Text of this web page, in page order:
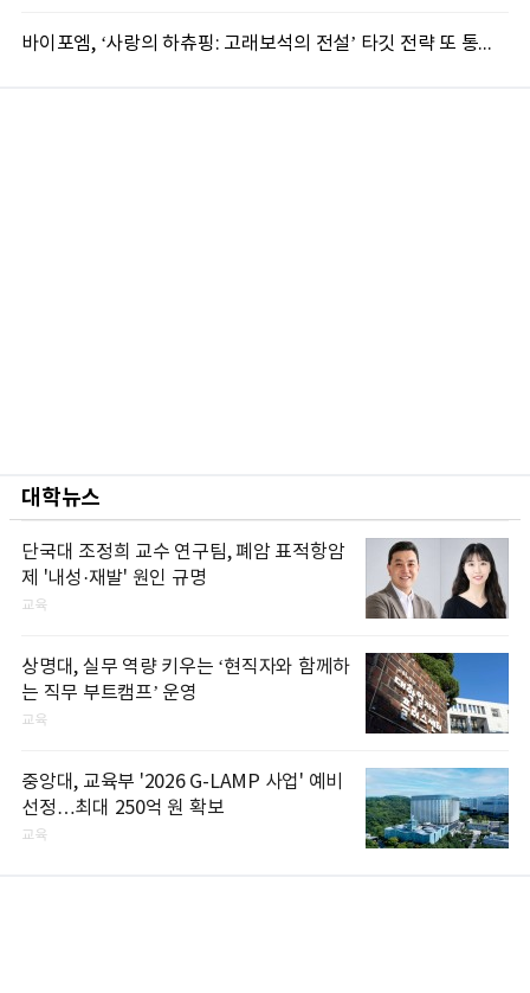
바이포엠, ‘사랑의 하츄핑: 고래보석의 전설’ 타깃 전략 또 통했다
대학뉴스
단국대 조정희 교수 연구팀, 폐암 표적항암
제 '내성·재발' 원인 규명
교육
상명대, 실무 역량 키우는 ‘현직자와 함께하
는 직무 부트캠프’ 운영
교육
중앙대, 교육부 '2026 G-LAMP 사업' 예비
선정…최대 250억 원 확보
교육